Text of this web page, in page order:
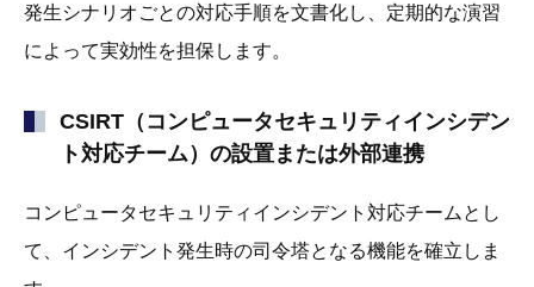
発生シナリオごとの対応手順を文書化し、定期的な演習
によって実効性を担保します。
CSIRT（コンピュータセキュリティインシデン
ト対応チーム）の設置または外部連携
コンピュータセキュリティインシデント対応チームとし
て、インシデント発生時の司令塔となる機能を確立しま